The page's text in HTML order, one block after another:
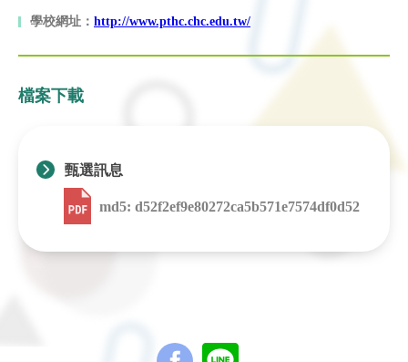
學校網址： http://www.pthc.chc.edu.tw/
檔案下載
甄選訊息
md5: d52f2ef9e80272ca5b571e7574df0d52